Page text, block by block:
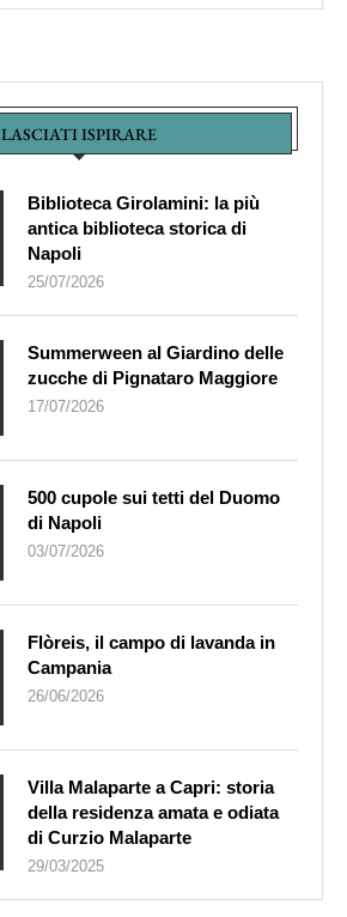
LASCIATI ISPIRARE
Biblioteca Girolamini: la più
antica biblioteca storica di
Napoli
25/07/2026
Summerween al Giardino delle
zucche di Pignataro Maggiore
17/07/2026
500 cupole sui tetti del Duomo
di Napoli
03/07/2026
Flòreis, il campo di lavanda in
Campania
26/06/2026
Villa Malaparte a Capri: storia
della residenza amata e odiata
di Curzio Malaparte
29/03/2025